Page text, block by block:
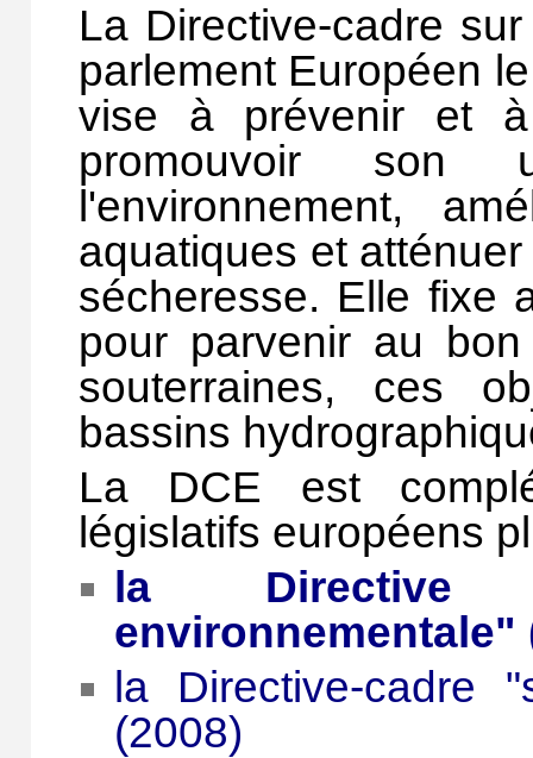
La Directive-cadre
parlement Européen
vise à prévenir et
promouvoir son
l'environnement,
aquatiques et
sécheresse. Elle fixe
pour parvenir au
souterraines, ces
bassins
La DCE est
législatifs européens
la Directive
environnementale"
la Directive-cadre
(2008)